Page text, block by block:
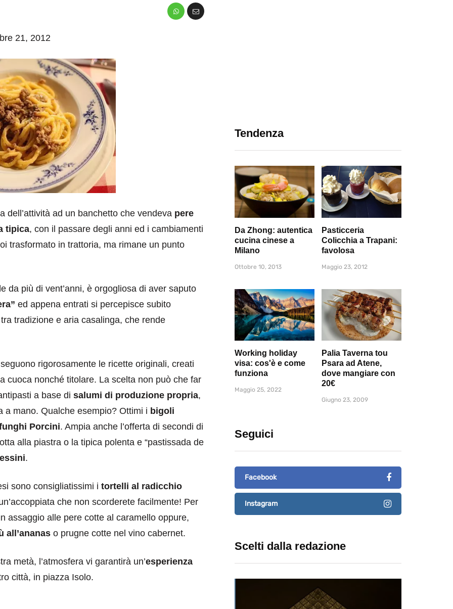
21, 2012
dell’attività ad un banchetto che vendeva pere
tipica, con il passare degli anni ed i cambiamenti
trasformato in trattoria, ma rimane un punto
da più di vent’anni, è orgogliosa di aver saputo
ed appena entrati si percepisce subito
tradizione e aria casalinga, che rende
rigorosamente le ricette originali, creati
cuoca nonché titolare. La scelta non può che far
a base di salumi di produzione propria,
a mano. Qualche esempio? Ottimi i bigoli
Porcini. Ampia anche l’offerta di secondi di
alla piastra o la tipica polenta e “pastissada de
.
sono consigliatissimi i tortelli al radicchio
che non scorderete facilmente! Per
assaggio alle pere cotte al caramello oppure,
all’ananas o prugne cotte nel vino cabernet.
metà, l’atmosfera vi garantirà un’esperienza
città, in piazza Isolo.
Tendenza
Da Zhong: autentica
cucina cinese a
Milano
Ottobre 10, 2013
Pasticceria
Colicchia a Trapani:
favolosa
Maggio 23, 2012
Working holiday
visa: cos'è e come
funziona
Maggio 25, 2022
Palia Taverna tou
Psara ad Atene,
dove mangiare con
20€
Giugno 23, 2009
Seguici
Facebook
Instagram
Scelti dalla redazione